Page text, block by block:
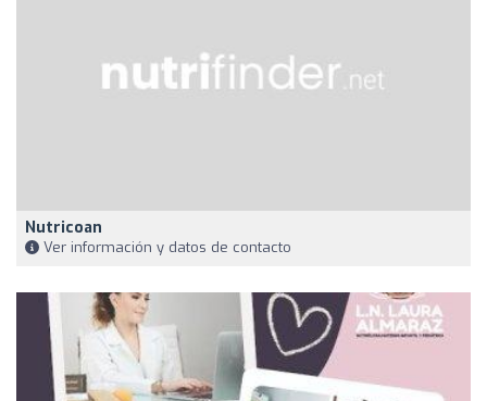
Nutricoan
Ver información y datos de contacto